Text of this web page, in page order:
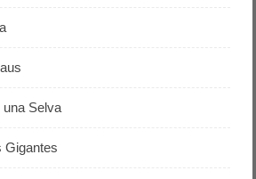
una Selva
Gigantes